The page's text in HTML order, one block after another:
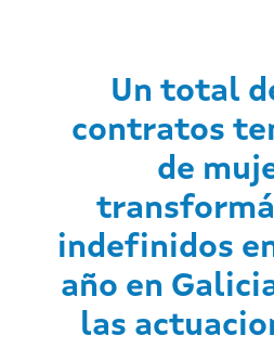
Un total
contratos
de
indefinidos
año en
las